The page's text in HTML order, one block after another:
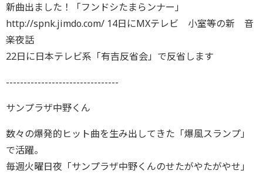
新曲出ました！「フンドシたまらンナー」
http://spnk.jimdo.com/ 14日にMXテレビ 小室等の新 音
楽夜話
22日に日本テレビ系「有吉反省会」で反省します
--------------------------------
サンプラザ中野くん
数々の爆発的ヒット曲を生み出してきた「爆風スランプ」
で活躍。
毎週火曜日夜「サンプラザ中野くんのせたがやたがやせ」